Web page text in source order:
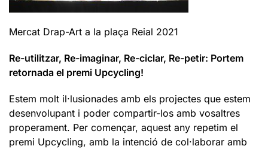
Mercat Drap-Art a la plaça Reial 2021
Re-utilitzar, Re-imaginar, Re-ciclar, Re-petir: Portem
retornada el premi Upcycling!
Estem molt il·lusionades amb els projectes que estem
desenvolupant i poder compartir-los amb vosaltres
properament. Per començar, aquest any repetim el
premi Upcycling, amb la intenció de col·laborar amb